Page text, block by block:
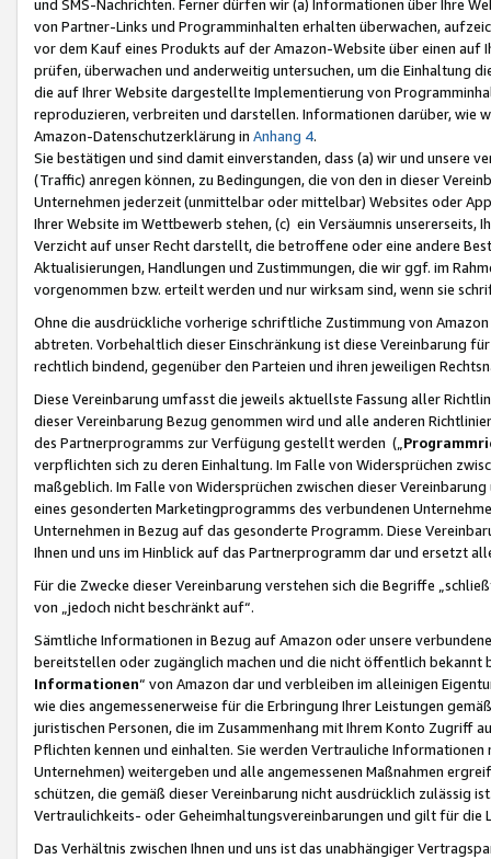
und SMS-Nachrichten. Ferner dürfen wir (a) Informationen über Ihre
von Partner-Links und Programminhalten erhalten überwachen,
vor dem Kauf eines Produkts auf der Amazon-Website über einen
prüfen, überwachen und anderweitig untersuchen, um die Einhaltung
die auf Ihrer Website dargestellte Implementierung von
reproduzieren, verbreiten und darstellen. Informationen darüber, wie
Amazon-Datenschutzerklärung in Anhang 4.
Sie bestätigen und sind damit einverstanden, dass (a) wir und
(Traffic) anregen können, zu Bedingungen, die von den in dieser
Unternehmen jederzeit (unmittelbar oder mittelbar) Websites oder
Ihrer Website im Wettbewerb stehen, (c) ein Versäumnis unsererseits,
Verzicht auf unser Recht darstellt, die betroffene oder eine andere
Aktualisierungen, Handlungen und Zustimmungen, die wir ggf. im
vorgenommen bzw. erteilt werden und nur wirksam sind, wenn sie
Ohne die ausdrückliche vorherige schriftliche Zustimmung von
abtreten. Vorbehaltlich dieser Einschränkung ist diese Vereinbarung
rechtlich bindend, gegenüber den Parteien und ihren jeweiligen
Diese Vereinbarung umfasst die jeweils aktuellste Fassung aller
dieser Vereinbarung Bezug genommen wird und alle anderen
des Partnerprogramms zur Verfügung gestellt werden („
verpflichten sich zu deren Einhaltung. Im Falle von Widersprüchen
maßgeblich. Im Falle von Widersprüchen zwischen dieser
eines gesonderten Marketingprogramms des verbundenen
Unternehmen in Bezug auf das gesonderte Programm. Diese
Ihnen und uns im Hinblick auf das Partnerprogramm dar und ersetzt
Für die Zwecke dieser Vereinbarung verstehen sich die Begriffe
von „jedoch nicht beschränkt auf“.
Sämtliche Informationen in Bezug auf Amazon oder unsere
bereitstellen oder zugänglich machen und die nicht öffentlich
Informationen“ von Amazon dar und verbleiben im alleinigen
wie dies angemessenerweise für die Erbringung Ihrer Leistungen
juristischen Personen, die im Zusammenhang mit Ihrem Konto
Pflichten kennen und einhalten. Sie werden Vertrauliche
Unternehmen) weitergeben und alle angemessenen Maßnahmen
schützen, die gemäß dieser Vereinbarung nicht ausdrücklich zulässig
Vertraulichkeits- oder Geheimhaltungsvereinbarungen und gilt für die
Das Verhältnis zwischen Ihnen und uns ist das unabhängiger